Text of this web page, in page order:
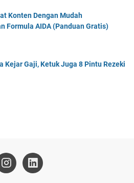
Konten Dengan Mudah
Formula AIDA (Panduan Gratis)
Kejar Gaji, Ketuk Juga 8 Pintu Rezeki